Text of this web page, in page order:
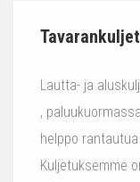
Lautta- ja
,
helppo
Kuljetuksemme